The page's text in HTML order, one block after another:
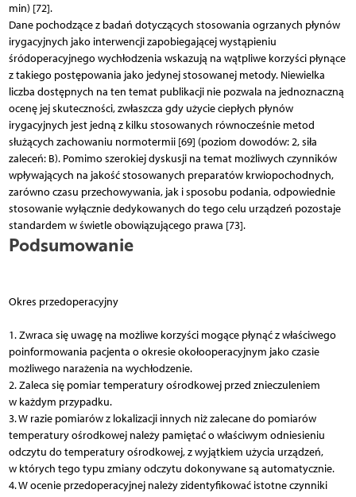
min) [72].
Dane pochodzące z badań dotyczących stosowania ogrzanych płynów
irygacyjnych jako interwencji zapobiegającej wystąpieniu
śródoperacyjnego wychłodzenia wskazują na wątpliwe korzyści płynące
z takiego postępowania jako jedynej stosowanej metody. Niewielka
liczba dostępnych na ten temat publikacji nie pozwala na jednoznaczną
ocenę jej skuteczności, zwłaszcza gdy użycie ciepłych płynów
irygacyjnych jest jedną z kilku stosowanych równocześnie metod
służących zachowaniu normotermii [69] (poziom dowodów: 2, siła
zaleceń: B). Pomimo szerokiej dyskusji na temat możliwych czynników
wpływających na jakość stosowanych preparatów krwiopochodnych,
zarówno czasu przechowywania, jak i sposobu podania, odpowiednie
stosowanie wyłącznie dedykowanych do tego celu urządzeń pozostaje
standardem w świetle obowiązującego prawa [73].
Podsumowanie
Okres przedoperacyjny
1. Zwraca się uwagę na możliwe korzyści mogące płynąć z właściwego
poinformowania pacjenta o okresie okołooperacyjnym jako czasie
możliwego narażenia na wychłodzenie.
2. Zaleca się pomiar temperatury ośrodkowej przed znieczuleniem
w każdym przypadku.
3. W razie pomiarów z lokalizacji innych niż zalecane do pomiarów
temperatury ośrodkowej należy pamiętać o właściwym odniesieniu
odczytu do temperatury ośrodkowej, z wyjątkiem użycia urządzeń,
w których tego typu zmiany odczytu dokonywane są automatycznie.
4. W ocenie przedoperacyjnej należy zidentyfikować istotne czynniki